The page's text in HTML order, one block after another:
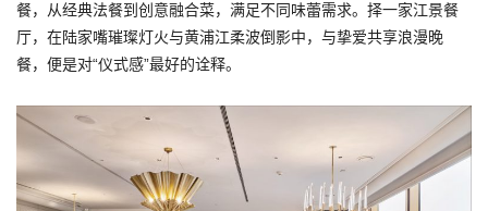
餐，从经典法餐到创意融合菜，满足不同味蕾需求。择一家江景餐
厅，在陆家嘴璀璨灯火与黄浦江柔波倒影中，与挚爱共享浪漫晚
餐，便是对“仪式感”最好的诠释。